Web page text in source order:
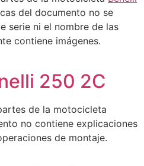
del documento no se
serie ni el nombre de las
contiene imágenes.
250 2C
de la motocicleta
no contiene explicaciones
de montaje.